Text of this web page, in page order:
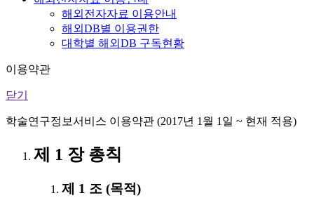
해외전자자료 이용안내
해외DB별 이용권한
대학별 해외DB 구독현황
이용약관
닫기
학술연구정보서비스 이용약관 (2017년 1월 1일 ~ 현재 적용)
제 1 장 총칙
제 1 조 (목적)